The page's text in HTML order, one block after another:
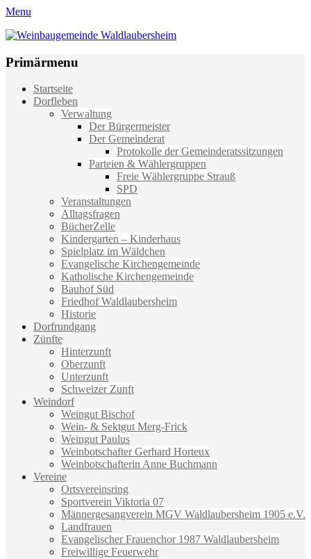
Menu
Weinbaugemeinde Waldlaubersheim
Primärmenu
Weiter
zum
Startseite
Dorfleben
Verwaltung
Der Bürgermeister
Der Gemeinderat
Protokolle der Gemeinderatssitzungen
Parteien & Wählergruppen
Freie Wählergruppe Strauß
SPD
Veranstaltungen
Alltagsfragen
BücherZelle
Kindergarten – Kinderhaus
Spielplatz im Wäldchen
Evangelische Kirchengemeinde
Katholische Kirchengemeinde
Bauhof Süd
Friedhof Waldlaubersheim
Historie
Dorfrundgang
Zünfte
Hinterzunft
Oberzunft
Unterzunft
Schweizer Zunft
Weindorf
Weingut Bischof
Wein- & Sektgut Merg-Frick
Weingut Paulus
Weinbotschafter Gerhard Horteux
Weinbotschafterin Anne Buchmann
Vereine
Ortsvereinsring
Sportverein Viktoria 07
Männergesangverein MGV Waldlaubersheim 1905 e.V.
Landfrauen
Evangelischer Frauenchor 1987 Waldlaubersheim
Freiwillige Feuerwehr